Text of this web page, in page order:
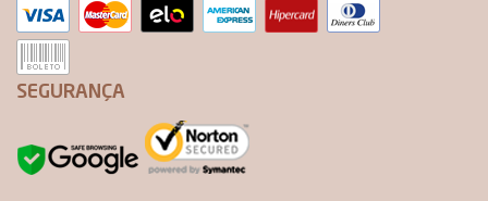
SEGURANÇA